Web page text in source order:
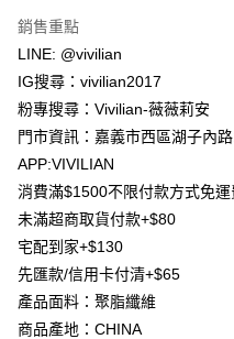
聯邦商業銀行
台新國際商業銀行
台灣樂天信用卡公司
Google Pay
大哥付你分期
相關說明
【大哥付你分期使用說明】
1.本服務由台灣大哥大提供，台灣
2.付款方式選擇「大哥付你分期」
流程，驗證手機門號後，選擇欲分
成交易。
3.實際核准額度、可分期數及費用
4.訂單成立30分鐘內，如未前往確
消。如遇「轉專審核」未通過狀況
法說明評估內容。
【繳款方式說明】
AFTEE先享後付
相關說明
【關於「AFTEE先享後付」】
便利好安心！
１．簡單：不需註冊會員、不需綁
２．便利：只要手機號碼，簡訊認
３．安心：先確認商品／服務後，再
ATM付款
貨到付款
運送方式
銷售重點
LINE: @vivilian
IG搜尋：vivilian2017
粉專搜尋：Vivilian-薇薇莉安
門市資訊：嘉義市西區湖子內
APP:VIVILIAN
消費滿$1500不限付款方式免運
未滿超商取貨付款+$80
宅配到家+$130
先匯款/信用卡付清+$65
產品面料：聚脂纖維
商品產地：CHINA